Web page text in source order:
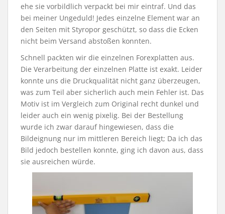
ehe sie vorbildlich verpackt bei mir eintraf. Und das
bei meiner Ungeduld! Jedes einzelne Element war an
den Seiten mit Styropor geschützt, so dass die Ecken
nicht beim Versand abstoßen konnten.
Schnell packten wir die einzelnen Forexplatten aus.
Die Verarbeitung der einzelnen Platte ist exakt. Leider
konnte uns die Druckqualität nicht ganz überzeugen,
was zum Teil aber sicherlich auch mein Fehler ist. Das
Motiv ist im Vergleich zum Original recht dunkel und
leider auch ein wenig pixelig. Bei der Bestellung
wurde ich zwar darauf hingewiesen, dass die
Bildeignung nur im mittleren Bereich liegt; Da ich das
Bild jedoch bestellen konnte, ging ich davon aus, dass
sie ausreichen würde.